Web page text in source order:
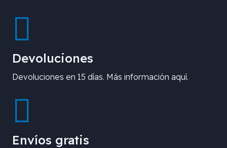
Devoluciones
Devoluciones en 15 días. Más información aquí.
Envíos gratis